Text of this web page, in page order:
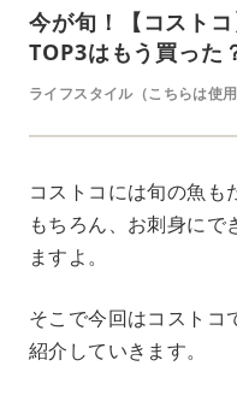
今が旬！【コストコ
TOP3はもう買った
ライフスタイル（こちらは使用
コストコには旬の魚も
もちろん、お刺身にで
ますよ。
そこで今回はコストコ
紹介していきます。